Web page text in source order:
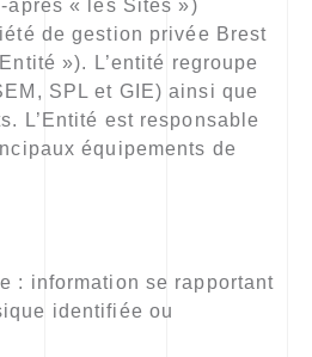
après « les Sites »)
de gestion privée Brest
»). L’entité regroupe
SPL et GIE) ainsi que
L’Entité est responsable
équipements de
: information se rapportant
identifiée ou